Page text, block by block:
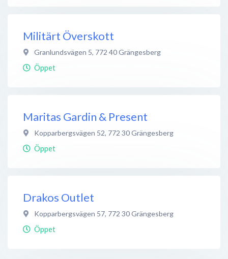
Militärt Överskott
Granlundsvägen 5, 772 40Grängesberg
Öppet
Maritas Gardin & Present
Kopparbergsvägen 52, 772 30Grängesberg
Öppet
Drakos Outlet
Kopparbergsvägen 57, 772 30Grängesberg
Öppet